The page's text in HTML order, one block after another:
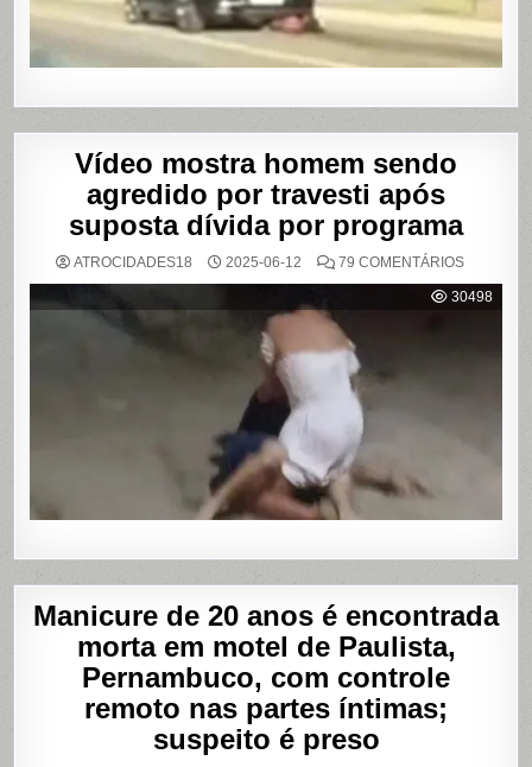
SÃO
PAULO
Vídeo mostra homem sendo
agredido por travesti após
suposta dívida por programa
ATROCIDADES18 2025-06-12 79 COMENTÁRIOSEM
MOSTRA
HOMEM
30498
Manicure de 20 anos é encontrada
morta em motel de Paulista,
Pernambuco, com controle
remoto nas partes íntimas;
suspeito é preso